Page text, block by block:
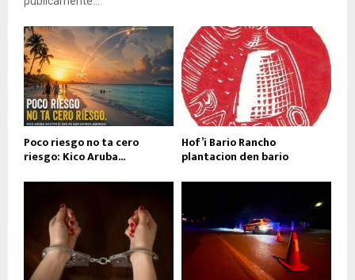
Poco riesgo no ta cero
riesgo: Kico Aruba...
Hof’i Bario Rancho
plantacion den bario